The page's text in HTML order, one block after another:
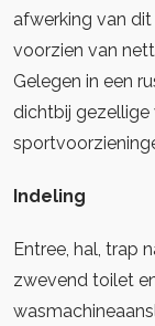
afwerking van
voorzien van
Gelegen in een
dichtbij gezellige
Indeling
Entree, hal, trap
zwevend toilet